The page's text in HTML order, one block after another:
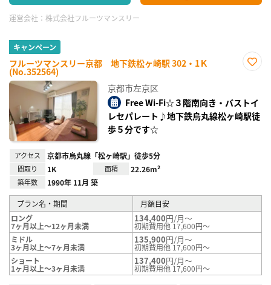
運営会社： 株式会社フルーツマンスリー
キャンペーン
フルーツマンスリー京都 地下鉄松ヶ崎駅 302・1Ｋ
(No.352564)
録
京都市左京区
Free Wi-Fi☆３階南向き・バストイ
レセパレート♪地下鉄烏丸線松ヶ崎駅徒
歩５分です☆
アクセス 京都市烏丸線「松ヶ崎駅」徒歩5分
間取り 1K 面積 22.26m²
築年数 1990年 11月 築
プラン名・期間
月額目安
ロング
7ヶ月以上～12ヶ月未満
134,400円/月～
初期費用他 17,600円～
ミドル
3ヶ月以上～7ヶ月未満
135,900円/月～
初期費用他 17,600円～
ショート
1ヶ月以上～3ヶ月未満
137,400円/月～
初期費用他 17,600円～